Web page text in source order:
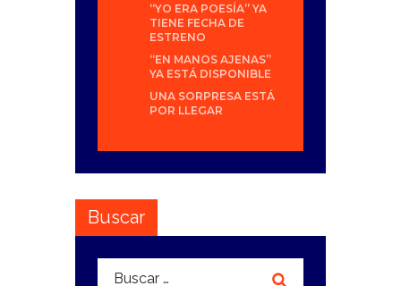
“YO ERA POESÍA” YA
TIENE FECHA DE
ESTRENO
“EN MANOS AJENAS”
YA ESTÁ DISPONIBLE
UNA SORPRESA ESTÁ
POR LLEGAR
Buscar
Buscar: